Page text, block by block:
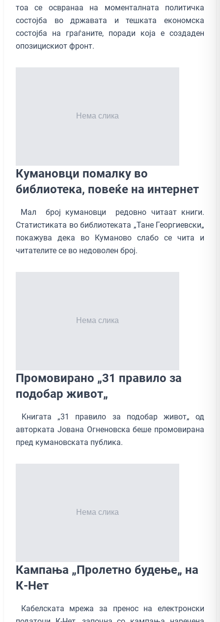
тоа се освранаа на моменталната политичка
состојба во државата и тешката економска
состојба на граѓаните, поради која е создаден
опозицискиот фронт.
Кумановци помалку во
библиотека, повеќе на интернет
Мал број кумановци редовно читаат книги.
Статистиката во библиотеката „Тане Георгиевски„
покажува дека во Куманово слабо се чита и
читателите се во недоволен број.
Промовиранo „31 правило за
подобар живот„
Kнигата „31 правило за подобар живот„ од
авторката Јована Огненовска беше промовирана
пред кумановската публика.
Кампања „Пролетно будење„ на
К-Нет
Кабелската мрежа за пренос на електронски